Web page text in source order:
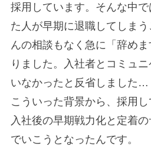
採用しています。そんな中
た人が早期に退職してしま
んの相談もなく急に「辞め
りました。入社者とコミュ
いなかったと反省しました…
こういった背景から、採用し
入社後の早期戦力化と定着
でいこうとなったんです。